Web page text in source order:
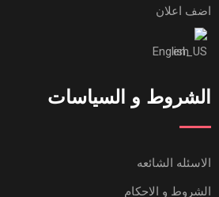
اضف اعلان
English
الشروط و السياسات
الاسئله الشائعه
الشروط و الاحكام